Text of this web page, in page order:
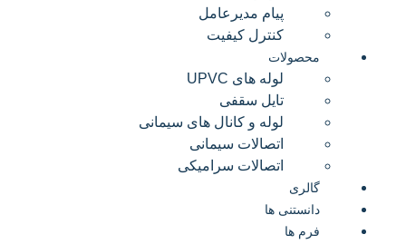
پیام مدیرعامل
کنترل کیفیت
محصولات
لوله های UPVC
تایل سقفی
لوله و کانال های سیمانی
اتصالات سیمانی
اتصالات سرامیکی
گالری
دانستنی ها
فرم ها